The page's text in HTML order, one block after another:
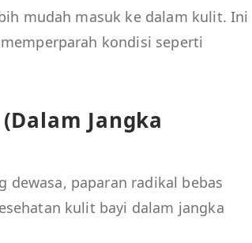
mudah masuk ke dalam kulit. Ini
kondisi seperti
Jangka
dewasa, paparan radikal bebas
kulit bayi dalam jangka